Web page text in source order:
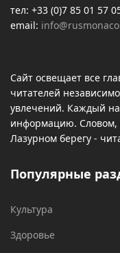
тел: +33 (0)7 85 01 57
email:
Сайт освещает все
читателей
увлечений. Каждый
информацию. Словом,
Лазурном берегу -
Популярные
Культура
Здоровье